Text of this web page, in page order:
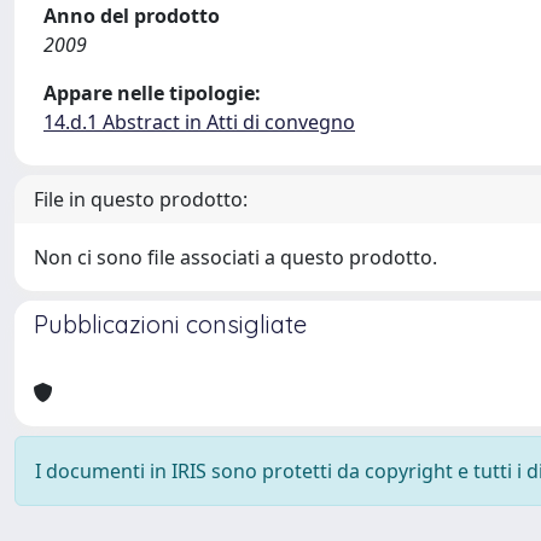
Anno del prodotto
2009
Appare nelle tipologie:
14.d.1 Abstract in Atti di convegno
File in questo prodotto:
Non ci sono file associati a questo prodotto.
Pubblicazioni consigliate
I documenti in IRIS sono protetti da copyright e tutti i